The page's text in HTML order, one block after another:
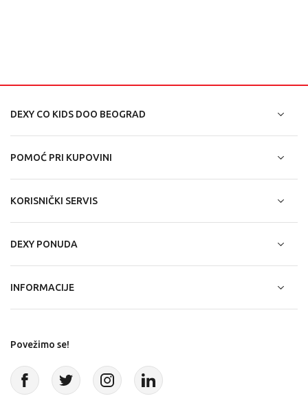
DEXY CO KIDS DOO BEOGRAD
POMOĆ PRI KUPOVINI
KORISNIČKI SERVIS
DEXY PONUDA
INFORMACIJE
Povežimo se!